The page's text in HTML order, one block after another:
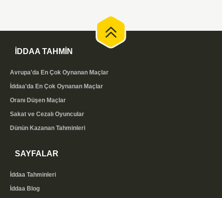
İDDAA TAHMİN
Avrupa'da En Çok Oynanan Maçlar
İddaa'da En Çok Oynanan Maçlar
Oranı Düşen Maçlar
Sakat ve Cezalı Oyuncular
Dünün Kazanan Tahminleri
SAYFALAR
İddaa Tahminleri
İddaa Blog